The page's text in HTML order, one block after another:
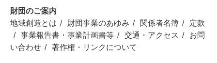
財団のご案内
地域創造とは
財団事業のあゆみ 関係者名簿
定款
事業報告書・事業計画書等
交通・アクセス
お問
い合わせ
著作権・リンクについて